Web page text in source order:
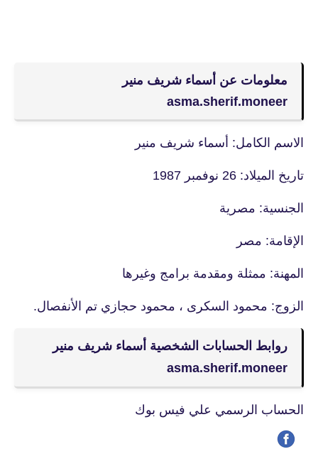
معلومات عن أسماء شريف منير
asma.sherif.moneer
الاسم الكامل: أسماء شريف منير
تاريخ الميلاد: 26 نوفمبر 1987
الجنسية: مصرية
الإقامة: مصر
المهنة: ممثلة ومقدمة برامج وغيرها
الزوج: محمود السكرى ، محمود حجازي تم الأنفصال.
روابط الحسابات الشخصية أسماء شريف منير
asma.sherif.moneer
الحساب الرسمي علي فيس بوك